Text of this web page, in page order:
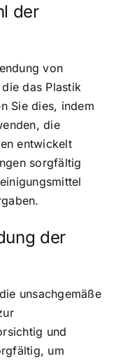
der
von
das Plastik
Sie dies, indem
die
entwickelt
sorgfältig
der
unsachgemäße
und
um